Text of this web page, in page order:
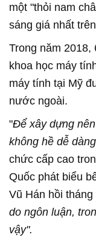
một "thỏi nam
sáng giá nhất
Trong năm 2018,
khoa học máy
máy tính tại Mỹ
nước ngoài.
"Để xây dựng
không hề dễ
chức cấp cao
Quốc phát biểu
Vũ Hán hồi tháng
do ngôn luận,
vậy".